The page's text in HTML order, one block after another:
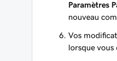
Paramètres
nouveau
Vos
lorsque vous